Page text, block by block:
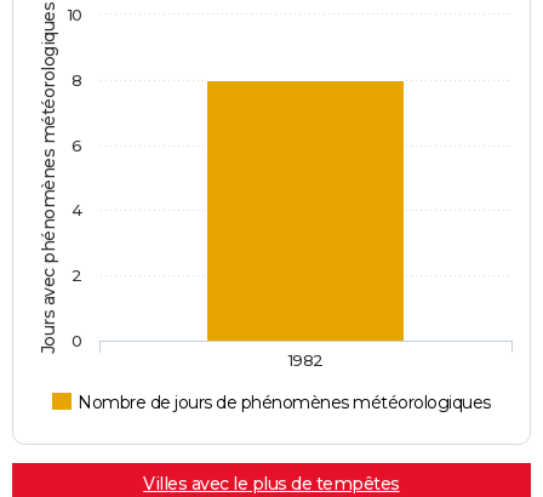
Jours avec phénomènes météorologiques
Nombre de jours de phénomènes météorologiques
1982
0
2
4
6
8
10
Villes avec le plus de tempêtes